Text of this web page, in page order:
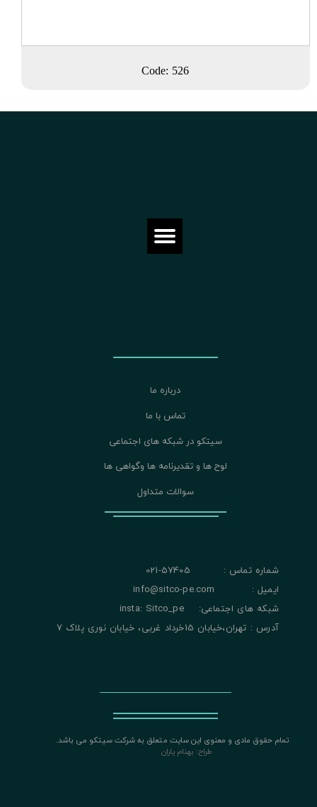
Code: 526
تمام حقوق مادی و معنوی این سایت متعلق به شرکت سیتکو می باشد.
طراح: بهنام یاران
درباره ما
تماس با ما
سیتکو در شبکه های اجتماعی
لوح ها و تقدیرنامه ها وگواهی ها
سوالات متداول
شماره تماس : 57405-021
ایمیل : info@sitco-pe.com
شبکه های اجتماعی: insta: Sitco_pe
آدرس : تهران،خیابان 15خرداد غربی، خیابان نوری پلاک 7